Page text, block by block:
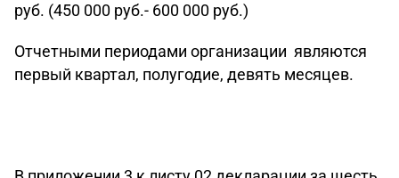
руб. (450 000 руб.- 600 000 руб.)
Отчетными периодами организации являются
первый квартал, полугодие, девять месяцев.